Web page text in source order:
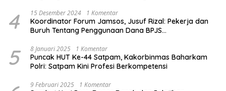
4 15 Desember 2024 1 Komentar
Koordinator Forum Jamsos, Jusuf Rizal: Pekerja dan
Buruh Tentang Penggunaan Dana BPJS
5 8 Januari 2025 1 Komentar
Puncak HUT Ke-44 Satpam, Kakorbinmas Baharkam
Polri: Satpam Kini Profesi Berkompetensi
9 Februari 2025 1 Komentar